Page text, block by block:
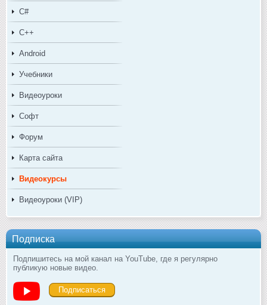
C#
C++
Android
Учебники
Видеоуроки
Софт
Форум
Карта сайта
Видеокурсы
Видеоуроки (VIP)
Подписка
Подпишитесь на мой канал на YouTube, где я регулярно
публикую новые видео.
Подписаться